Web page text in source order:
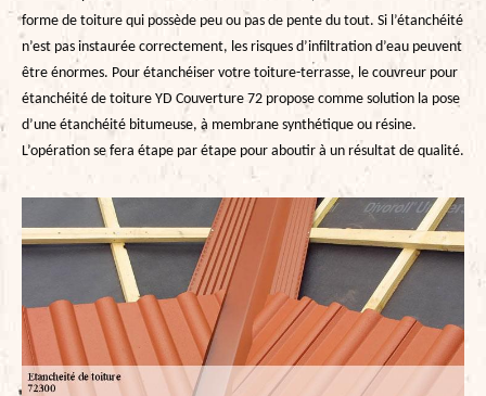
forme de toiture qui possède peu ou pas de pente du tout. Si l’étanchéité
n’est pas instaurée correctement, les risques d’infiltration d’eau peuvent
être énormes. Pour étanchéiser votre toiture-terrasse, le couvreur pour
étanchéité de toiture YD Couverture 72 propose comme solution la pose
d’une étanchéité bitumeuse, à membrane synthétique ou résine.
L’opération se fera étape par étape pour aboutir à un résultat de qualité.